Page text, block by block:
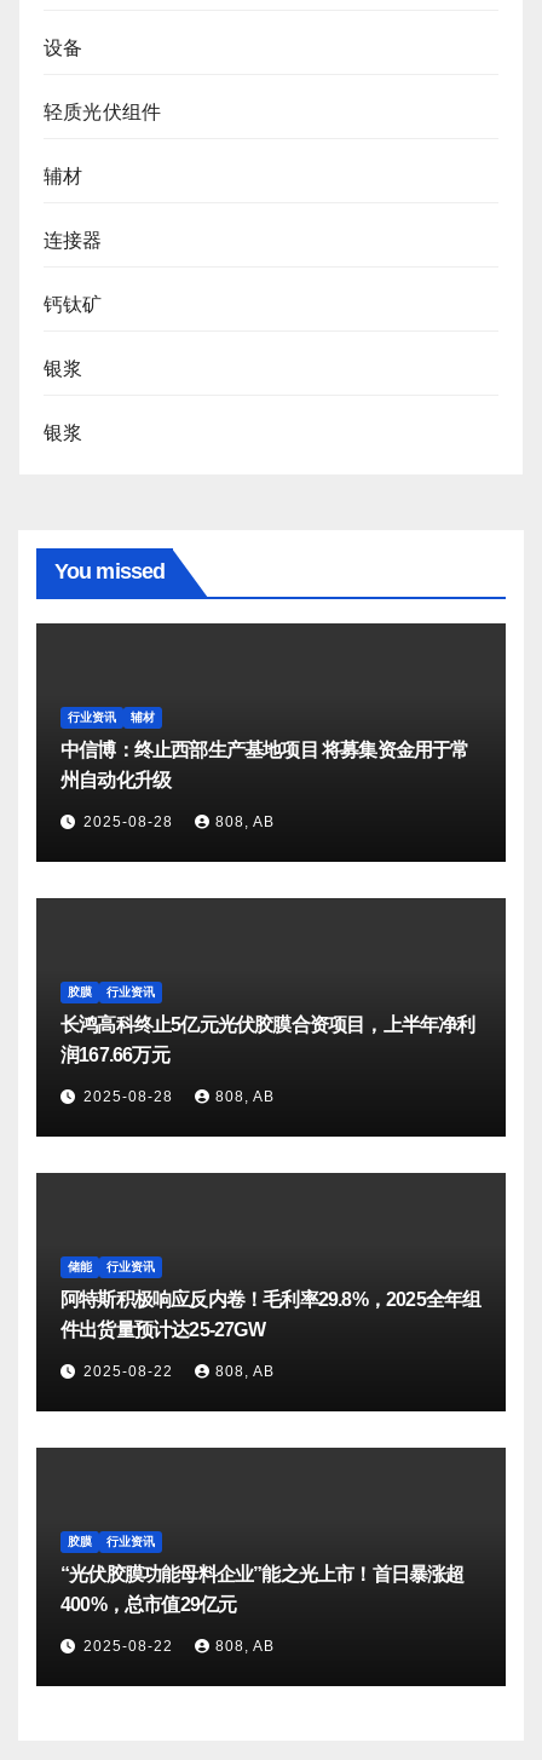
设备
轻质光伏组件
辅材
连接器
钙钛矿
银浆
银浆
You missed
行业资讯 辅材
中信博：终止西部生产基地项目 将募集资金用于常
州自动化升级
2025-08-28 808, AB
胶膜 行业资讯
长鸿高科终止5亿元光伏胶膜合资项目，上半年净利
润167.66万元
2025-08-28 808, AB
储能 行业资讯
阿特斯积极响应反内卷！毛利率29.8%，2025全年组
件出货量预计达25-27GW
2025-08-22 808, AB
胶膜 行业资讯
“光伏胶膜功能母料企业”能之光上市！首日暴涨超
400%，总市值29亿元
2025-08-22 808, AB